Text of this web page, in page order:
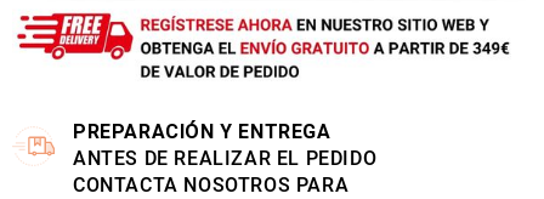
PREPARACIÓN Y ENTREGA
ANTES DE REALIZAR EL PEDIDO
CONTACTA NOSOTROS PARA